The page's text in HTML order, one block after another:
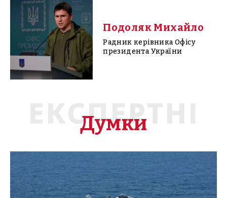
Подоляк Михайло
Радник керівника Офісу
президента України
ЕКСПЕРТНІ
Думки